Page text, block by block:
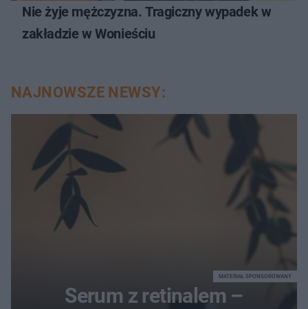
Nie żyje mężczyzna. Tragiczny wypadek w
zakładzie w Wonieściu
NAJNOWSZE NEWSY:
Serum z retinalem –
MATERIAŁ SPONSOROWANY